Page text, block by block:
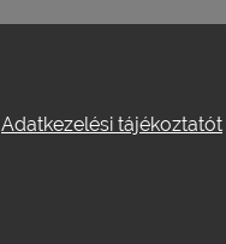
Adatkezelési tájékoztatót